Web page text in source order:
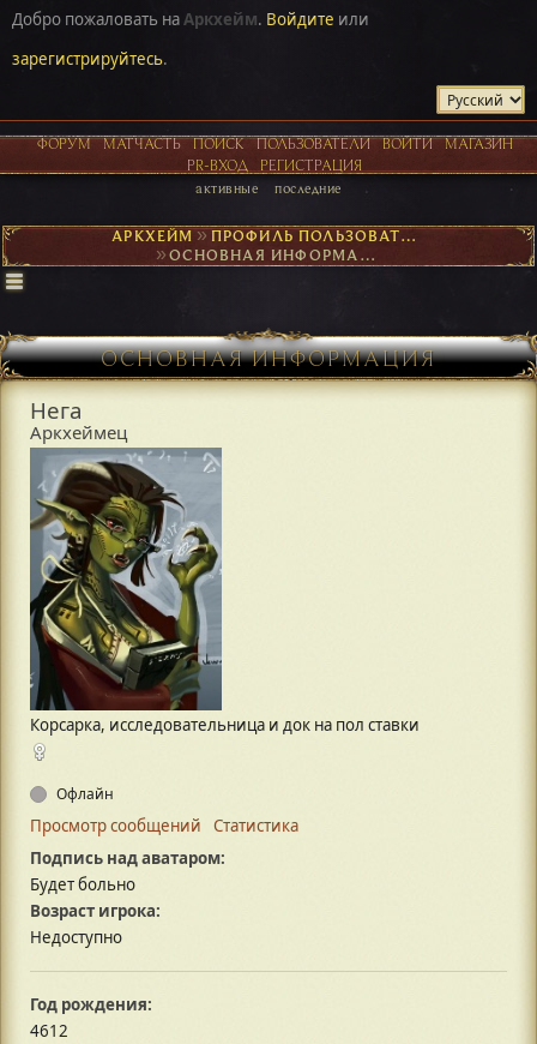
Добро пожаловать наАркхейм. Войдите или
зарегистрируйтесь.
ФОРУМ МАТЧАСТЬ ПОИСК ПОЛЬЗОВАТЕЛИ ВОЙТИ
МАГАЗИН
PR-ВХОД
РЕГИСТРАЦИЯ
активные последние
АРКХЕЙМ► ПРОФИЛЬ ПОЛЬЗОВАТЕЛЯ НЕГА
► ОСНОВНАЯ ИНФОРМАЦИЯ
ОСНОВНАЯ ИНФОРМАЦИЯ
Нега
Аркхеймец
Корсарка, исследовательница и док на пол ставки
Офлайн
Просмотр сообщений
Статистика
Подпись над аватаром:
Будет больно
Возраст игрока:
Недоступно
Год рождения:
4612